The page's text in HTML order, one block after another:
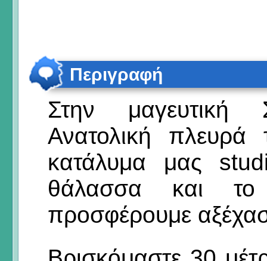
Περιγραφή
Στην μαγευτική
Ανατολική πλευρά
κατάλυμα μας
θάλασσα και
προσφέρουμε